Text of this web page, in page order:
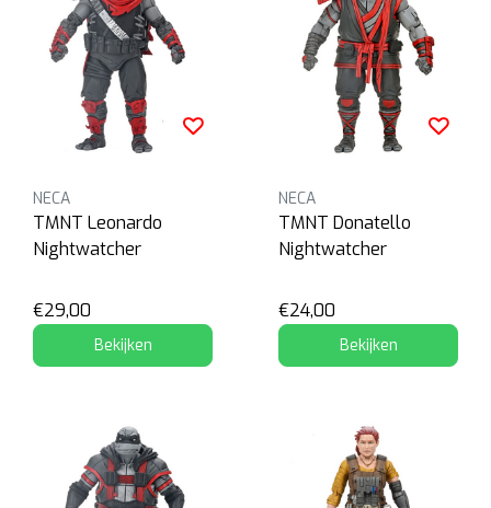
NECA
TMNT Leonardo
Nightwatcher
€29,00
Bekijken
NECA
TMNT Donatello
Nightwatcher
€24,00
Bekijken